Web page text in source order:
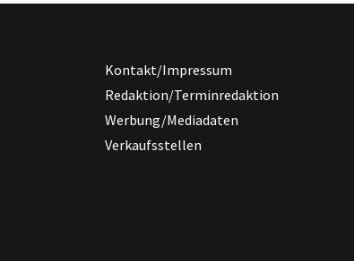
Kontakt/Impressum
Redaktion/Terminredaktion
Werbung/Mediadaten
Verkaufsstellen